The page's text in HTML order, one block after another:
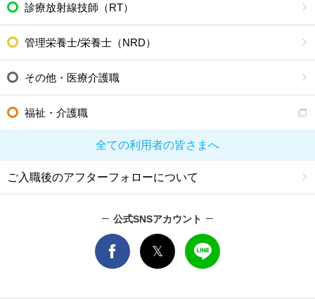
診療放射線技師（RT）
管理栄養士/栄養士（NRD）
その他・医療介護職
福祉・介護職
全ての利用者の皆さまへ
ご入職後のアフターフォローについて
公式SNSアカウント